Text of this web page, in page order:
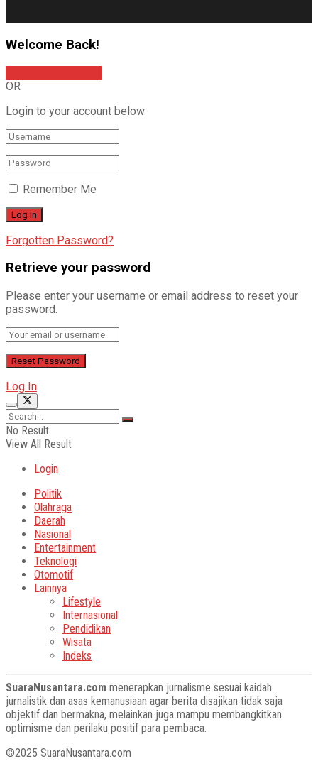
Welcome Back!
OR
Login to your account below
Remember Me
Forgotten Password?
Retrieve your password
Please enter your username or email address to reset your
password.
Log In
No Result
View All Result
Login
Politik
Olahraga
Daerah
Nasional
Entertainment
Teknologi
Otomotif
Lainnya
Lifestyle
Internasional
Pendidikan
Wisata
Indeks
SuaraNusantara.com menerapkan jurnalisme sesuai kaidah
jurnalistik dan asas kemanusiaan agar berita disajikan tidak saja
objektif dan bermakna, melainkan juga mampu membangkitkan
optimisme dan perilaku positif para pembaca.
©2025 SuaraNusantara.com